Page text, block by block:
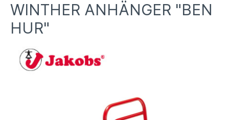
WINTHER ANHÄNGER "BEN
HUR"